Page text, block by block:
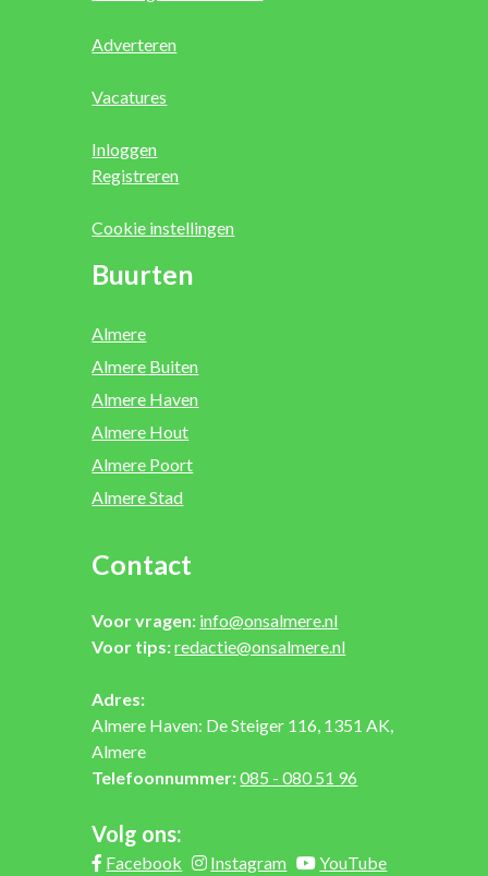
Adverteren
Vacatures
Inloggen
Registreren
Cookie instellingen
Buurten
Almere
Almere Buiten
Almere Haven
Almere Hout
Almere Poort
Almere Stad
Contact
Voor vragen: info@onsalmere.nl
Voor tips:redactie@onsalmere.nl
Adres:
Almere Haven: De Steiger 116, 1351 AK,
Almere
Telefoonnummer:085 - 080 51 96
Volg ons:
Facebook Instagram YouTube